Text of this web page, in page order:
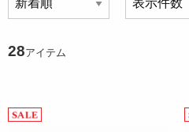
28アイテム